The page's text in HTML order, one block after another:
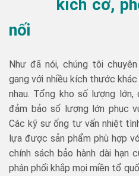
kích cỡ,
nối
Như đã nói, chúng tôi
gang với nhiều kích thước
nhau. Tổng kho số lượng
đảm bảo số lượng lớn phục
Các kỹ sư ống tư vấn nhiệt
lựa được sản phẩm phù hợp
chính sách bảo hành dài hạn
phân phối khắp mọi miền tổ